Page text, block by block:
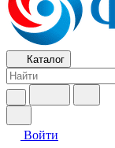
Каталог
Войти